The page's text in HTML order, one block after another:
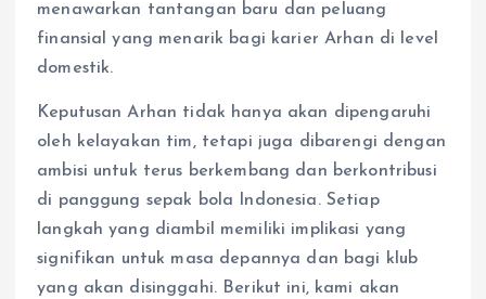
menawarkan tantangan baru dan peluang
finansial yang menarik bagi karier Arhan di level
domestik.
Keputusan Arhan tidak hanya akan dipengaruhi
oleh kelayakan tim, tetapi juga dibarengi dengan
ambisi untuk terus berkembang dan berkontribusi
di panggung sepak bola Indonesia. Setiap
langkah yang diambil memiliki implikasi yang
signifikan untuk masa depannya dan bagi klub
yang akan disinggahi. Berikut ini, kami akan